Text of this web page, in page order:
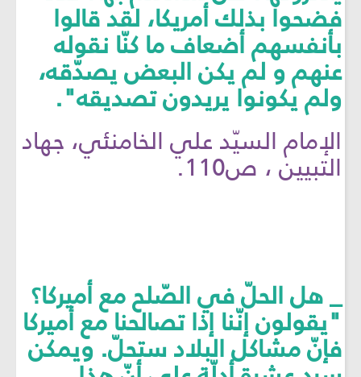
فضحوا بذلك أمريكا، لقد قالوا
بأنفسهم أضعاف ما كنّا نقوله
عنهم و لم يكن البعض يصدّقه،
ولم يكونوا يريدون تصديقه".
الإمام السيّد علي الخامنئي، جهاد
التبيين ، ص110.
_ هل الحلّ في الصّلح مع أميركا؟
"يقولون إنّنا إذا تصالحنا مع أميركا
فإنّ مشاكل البلاد ستحلّ. ويمكن